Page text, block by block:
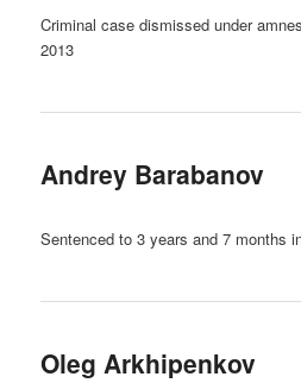
Criminal case dismissed under
2013
Andrey Barabanov
Sentenced to 3 years and 7 months
Oleg Arkhipenkov